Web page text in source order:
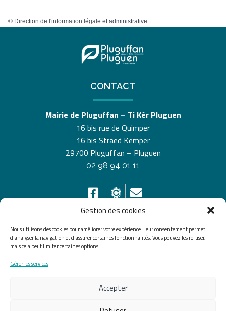
Gestion des cookies
Nous utilisons des cookies pour améliorer votre expérience. Leur consentement permet
d'analyser la navigation et d'assurer certaines fonctionnalités. Vous pouvez les refuser,
mais cela peut limiter certaines options.
Gérer les services
Accepter
© Direction de l'information légale et administrative
CONTACT
Mairie de Pluguffan – Ti Kêr Pluguen
16 bis rue de Quimper
16 bis Straed Kemper
29700 Pluguffan – Pluguen
02 98 94 01 11
HORAIRES D’OUVERTURE
Du lundi au vendredi de 8h30 à 12h30 et de 13h30 à
Accessibilité